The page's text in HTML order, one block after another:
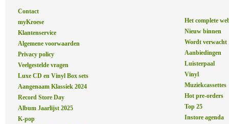
Contact
myKroese
Klantenservice
Algemene voorwaarden
Privacy policy
Veelgestelde vragen
Luxe CD en Vinyl Box sets
Aangenaam Klassiek 2024
Record Store Day
Album Jaarlijst 2025
K-pop
Het complete
Nieuw binnen
Wordt verwacht
Aanbiedingen
Luisterpaal
Vinyl
Muziekcassettes
Hot pre-orders
Top 25
Instore agenda